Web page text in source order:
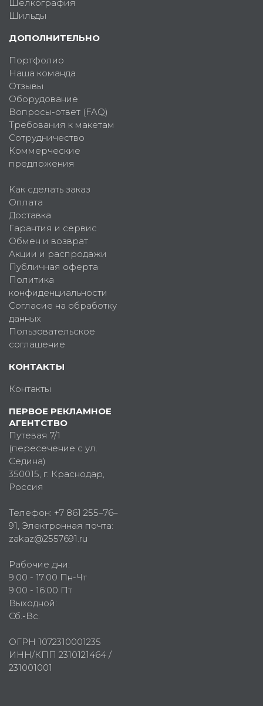
Шелкография
Шильды
ДОПОЛНИТЕЛЬНО
Портфолио
Наша команда
Отзывы
Оборудование
Вопросы-ответ (FAQ)
Требования к макетам
Сотрудничество
Коммерческие
предложения
Как сделать заказ
Оплата
Доставка
Гарантия и сервис
Обмен и возврат
Акции и распродажи
Публичная оферта
Политика
конфиденциальности
Согласие на обработку
данных
Пользовательское
соглашение
КОНТАКТЫ
Контакты
ПЕРВОЕ РЕКЛАМНОЕ
АГЕНТСТВО
Путевая 7/1
(пересечение с ул.
Седина)
350015, г. Краснодар,
Россия
Телефон: +7 861 255–76–
91, Электронная почта:
zakaz@2557691.ru
Рабочие дни:
9:00 - 17:00 Пн-Чт
9:00 - 16:00 Пт
Выходной:
Сб.-Вс.
ОГРН 1072310001235
ИНН/КПП 2310121464 /
231001001